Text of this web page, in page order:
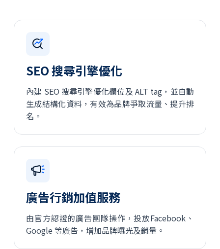
SEO 搜尋引擎優化
內建 SEO 搜尋引擎優化欄位及 ALT tag，並自動
生成結構化資料，有效為品牌爭取流量、提升排
名。
廣告行銷加值服務
由官方認證的廣告團隊操作，投放Facebook、
Google 等廣告，增加品牌曝光及銷量。